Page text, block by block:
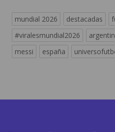
mundial 2026 destacadas
#viralesmundial2026
messi
españa